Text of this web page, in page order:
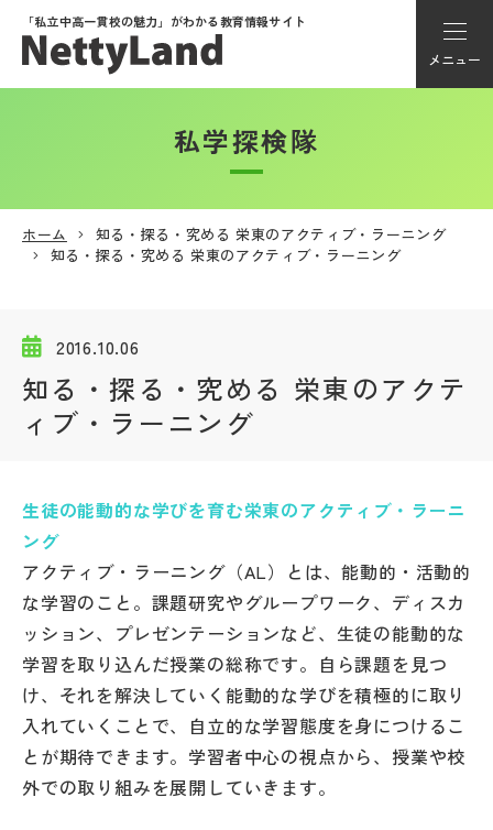
「私立中高一貫校の魅力」がわかる教育情報サイト
メニュー
アカウント登録
メニュー
学校動画
帰国生受験情報
説明会・イベント情報
よみもの
学校からのお知らせ
学校HP最新情報
私学探検隊
ホーム
知る・探る・究める 栄東のアクティブ・ラーニング
知る・探る・究める 栄東のアクティブ・ラーニング
2016.10.06
知る・探る・究める 栄東のアクテ
ィブ・ラーニング
生徒の能動的な学びを育む栄東のアクティブ・ラーニ
ング
アクティブ・ラーニング（AL）とは、能動的・活動的
な学習のこと。課題研究やグループワーク、ディスカ
ッション、プレゼンテーションなど、生徒の能動的な
学習を取り込んだ授業の総称です。自ら課題を見つ
け、それを解決していく能動的な学びを積極的に取り
入れていくことで、自立的な学習態度を身につけるこ
とが期待できます。学習者中心の視点から、授業や校
外での取り組みを展開していきます。